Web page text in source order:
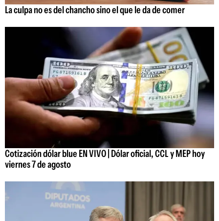
La culpa no es del chancho sino el que le da de comer
Cotización dólar blue EN VIVO | Dólar oficial, CCL y MEP hoy
viernes 7 de agosto